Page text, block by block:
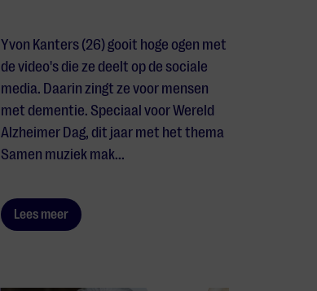
Yvon Kanters (26) gooit hoge ogen met
de video's die ze deelt op de sociale
media. Daarin zingt ze voor mensen
met dementie. Speciaal voor Wereld
Alzheimer Dag, dit jaar met het thema
Samen muziek mak...
Lees meer